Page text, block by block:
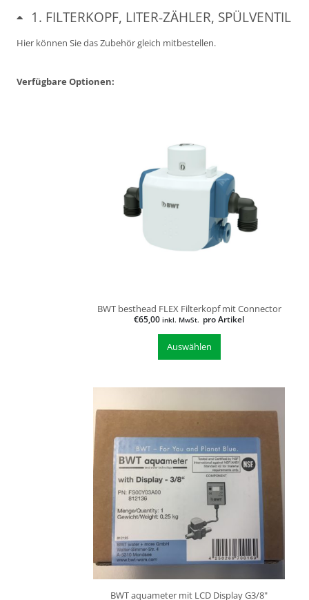
1 FILTERKOPF, LITER-ZÄHLER, SPÜLVENTIL
Hier können Sie das Zubehör gleich mitbestellen.
Verfügbare Optionen:
BWT besthead FLEX Filterkopf mit Connector
€65,00 inkl. MwSt. pro Artikel
Auswählen
BWT aquameter mit LCD Display G3/8"